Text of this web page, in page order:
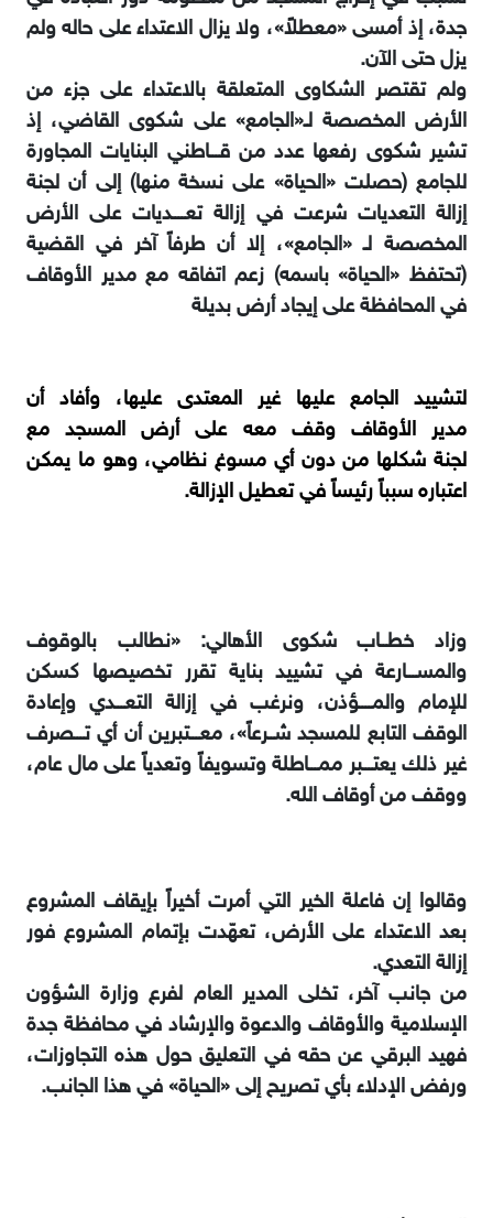
جدة، إذ أمسى «معطلاً»، ولا يزال الاعتداء على حاله ولم
يزل حتى الآن.
ولم تقتصر الشكاوى المتعلقة بالاعتداء على جزء من
الأرض المخصصة لـ«الجامع» على شكوى القاضي، إذ
تشير شكوى رفعها عدد من قـــاطني البنايات المجاورة
للجامع (حصلت «الحياة» على نسخة منها) إلى أن لجنة
إزالة التعديات شرعت في إزالة تعــــديات على الأرض
المخصصة لـ «الجامع»، إلا أن طرفاً آخر في القضية
(تحتفظ «الحياة» باسمه) زعم اتفاقه مع مدير الأوقاف
في المحافظة على إيجاد أرض بديلة
لتشييد الجامع عليها غير المعتدى عليها، وأفاد أن
مدير الأوقاف وقف معه على أرض المسجد مع
لجنة شكلها من دون أي مسوغ نظامي، وهو ما يمكن
اعتباره سبباً رئيساً في تعطيل الإزالة.
وزاد خطــاب شكوى الأهالي: «نطالب بالوقوف
والمســـارعة في تشييد بناية تقرر تخصيصها كسكن
للإمام والمــــؤذن، ونرغب في إزالة التعـــدي وإعادة
الوقف التابع للمسجد شــرعاً»، معـــتبرين أن أي تـــصرف
غير ذلك يعتـــبر ممـــاطلة وتسويفاً وتعدياً على مال عام،
ووقف من أوقاف الله.
وقالوا إن فاعلة الخير التي أمرت أخيراً بإيقاف المشروع
بعد الاعتداء على الأرض، تعهّدت بإتمام المشروع فور
إزالة التعدي.
من جانب آخر، تخلى المدير العام لفرع وزارة الشؤون
الإسلامية والأوقاف والدعوة والإرشاد في محافظة جدة
فهيد البرقي عن حقه في التعليق حول هذه التجاوزات،
ورفض الإدلاء بأي تصريح إلى «الحياة» في هذا الجانب.